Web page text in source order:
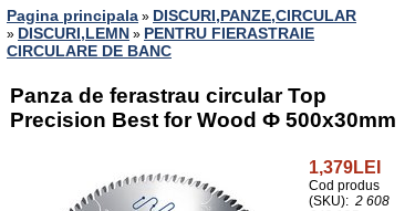
Pagina principala » DISCURI,PANZE,CIRCULAR
» DISCURI,LEMN » PENTRU FIERASTRAIE
CIRCULARE DE BANC
Panza de ferastrau circular Top
Precision Best for Wood Ф 500x30mm
1,379LEI
Cod produs
(SKU): 2 608